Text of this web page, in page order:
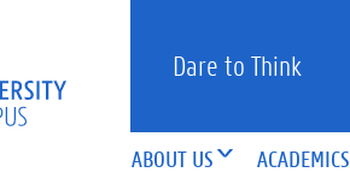
Dare to Think
ABOUT US ACADEMICS